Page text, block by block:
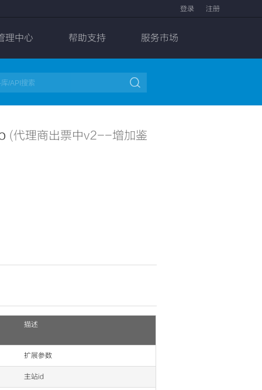
登录 注册
理中心 帮助支持 服务市场

(代理商出票中v2--增加鉴
描述
扩展参数
主站id